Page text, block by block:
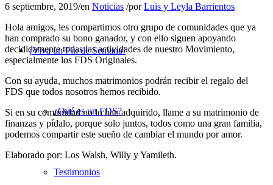
¡Viva un Fin de Semana!
¿Qué es un FDS?
Testimonios
6 septiembre, 2019/en Noticias /porLuis y Leyla Barrientos
Hola amigos, les compartimos otro grupo de comunidades que ya
han comprado su bono ganador, y con ello siguen apoyando
decididamente todas las actividades de nuestro Movimiento,
especialmente los FDS Originales.
Con su ayuda, muchos matrimonios podrán recibir el regalo del
FDS que todos nosotros hemos recibido.
Si en su comunidad no lo han adquirido, llame a su matrimonio de
finanzas y pídalo, porque solo juntos, todos como una gran familia,
podemos compartir este sueño de cambiar el mundo por amor.
Elaborado por: Los Walsh, Willy y Yamileth.